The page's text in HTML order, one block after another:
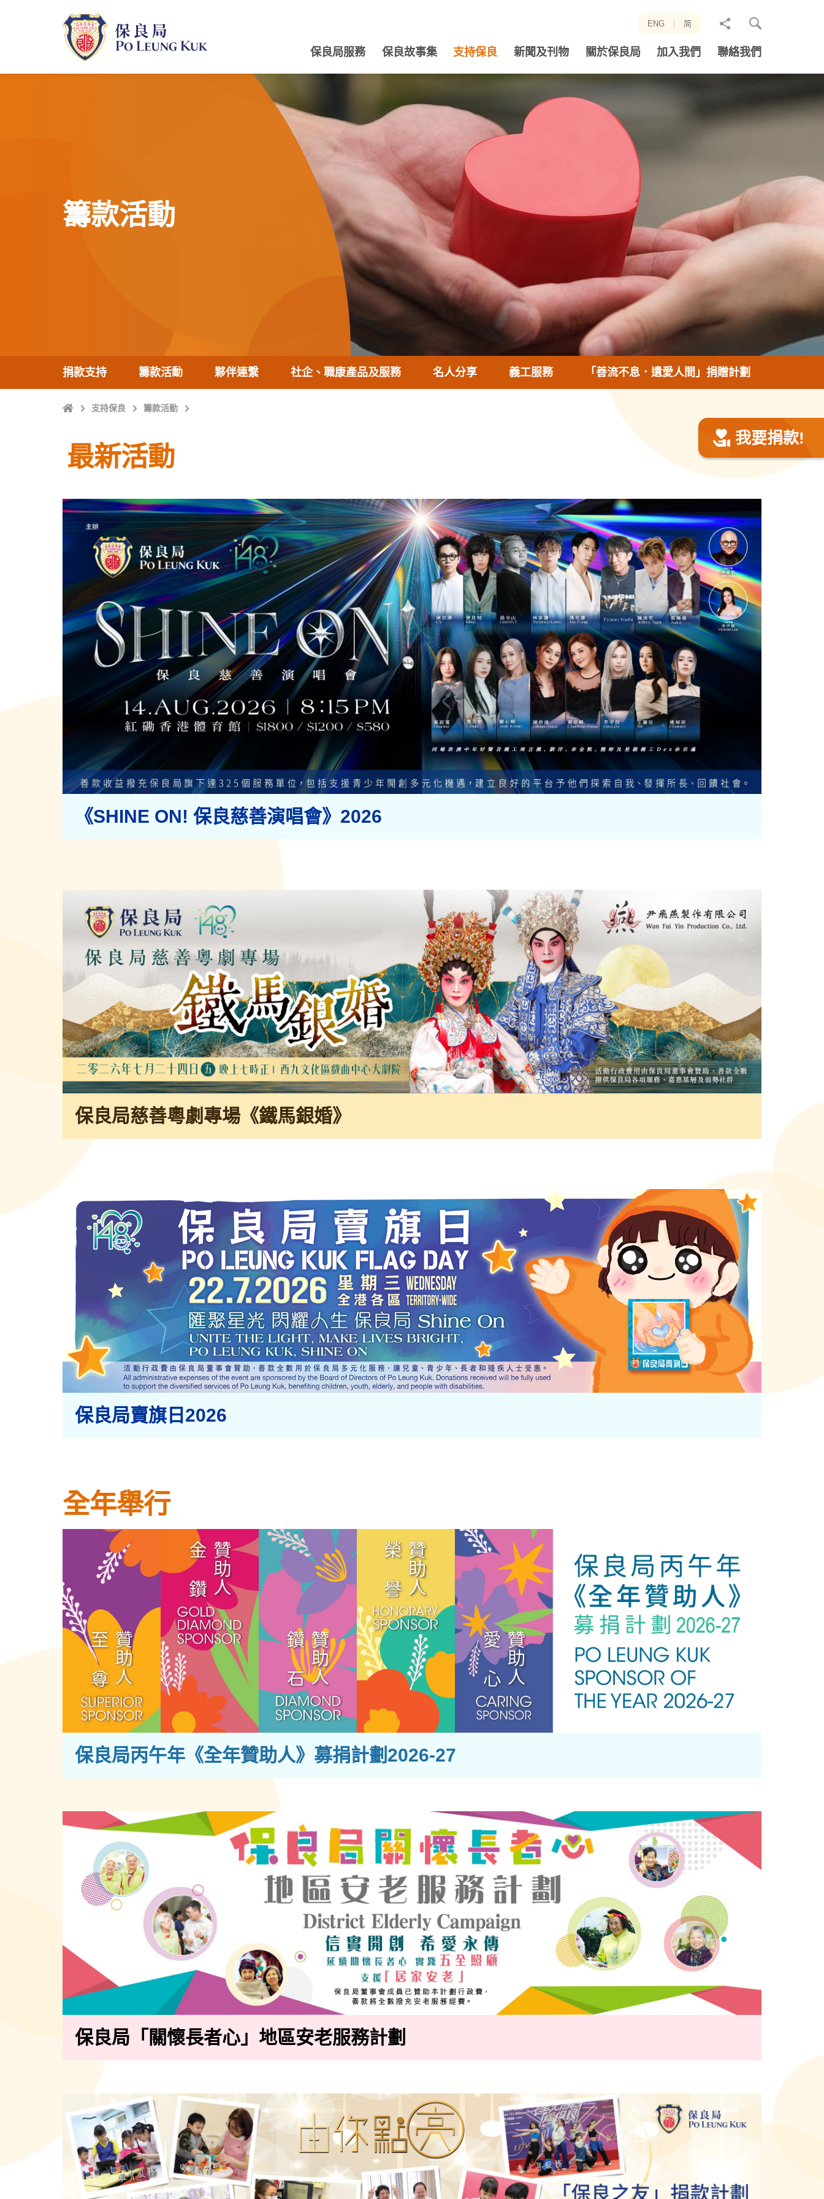
ENG 简
分
至
保良局服務 保良故事集 支持保良 新聞及刊物 關於保良局 加入我們 聯絡我們
籌款活動
捐款支持 籌款活動 夥伴連繫 社企、職康產品及服務 名人分享 義工服務 「善流不息．遺愛人間」捐贈計劃
主
支持保良 籌款活動
我要捐款!
最新活動
《SHINE ON! 保良慈善演唱會》2026
保良局慈善粵劇專場《鐵馬銀婚》
保良局賣旗日2026
全年舉行
保良局丙午年《全年贊助人》募捐計劃2026-27
保良局「關懷長者心」地區安老服務計劃